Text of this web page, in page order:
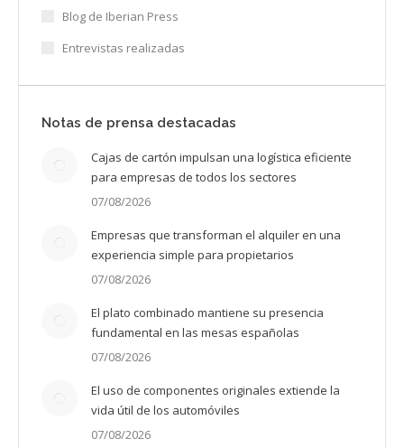
Blog de Iberian Press
Entrevistas realizadas
Notas de prensa destacadas
Cajas de cartón impulsan una logística eficiente
para empresas de todos los sectores
07/08/2026
Empresas que transforman el alquiler en una
experiencia simple para propietarios
07/08/2026
El plato combinado mantiene su presencia
fundamental en las mesas españolas
07/08/2026
El uso de componentes originales extiende la
vida útil de los automóviles
07/08/2026